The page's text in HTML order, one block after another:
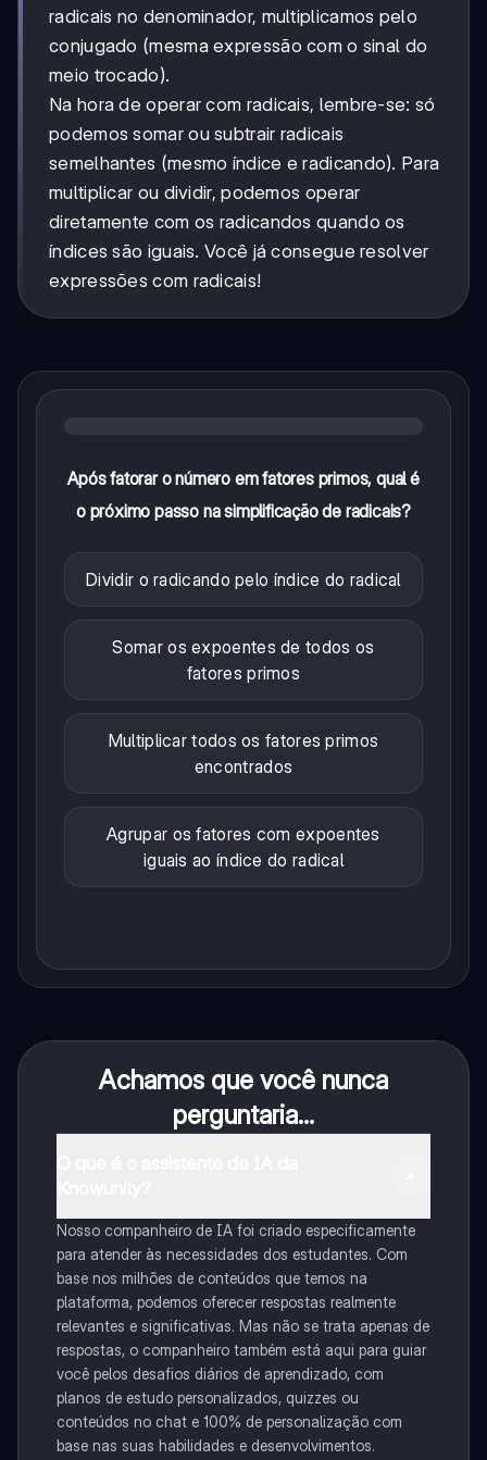
radicais no denominador, multiplicamos pelo
conjugado (mesma expressão com o sinal do
meio trocado).
Na hora de operar com radicais, lembre-se: só
podemos somar ou subtrair radicais
semelhantes (mesmo índice e radicando). Para
multiplicar ou dividir, podemos operar
diretamente com os radicandos quando os
índices são iguais. Você já consegue resolver
expressões com radicais!
Após fatorar o número em fatores primos, qual é
o próximo passo na simplificação de radicais?
Dividir o radicando pelo índice do radical
Somar os expoentes de todos os
fatores primos
Multiplicar todos os fatores primos
encontrados
Agrupar os fatores com expoentes
iguais ao índice do radical
Achamos que você nunca
perguntaria...
Nosso companheiro de IA foi criado especificamente
para atender às necessidades dos estudantes. Com
base nos milhões de conteúdos que temos na
plataforma, podemos oferecer respostas realmente
relevantes e significativas. Mas não se trata apenas de
respostas, o companheiro também está aqui para guiar
você pelos desafios diários de aprendizado, com
planos de estudo personalizados, quizzes ou
conteúdos no chat e 100% de personalização com
base nas suas habilidades e desenvolvimentos.